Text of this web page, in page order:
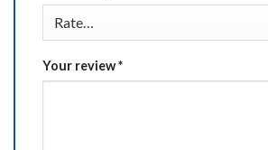
Your review*